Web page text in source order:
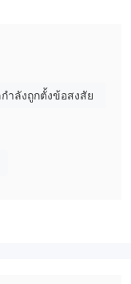
หน้าเว็บ สถานการณ์
แลใดๆ เพิ่มความไม่
จากหน่วยงานกำกับดู
ำลังถูกตั้งข้อสงสัย